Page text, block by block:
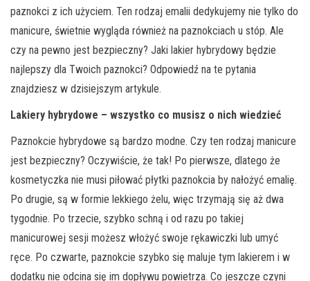
paznokci z ich użyciem. Ten rodzaj emalii dedykujemy nie tylko do
manicure, świetnie wygląda również na paznokciach u stóp. Ale
czy na pewno jest bezpieczny? Jaki lakier hybrydowy będzie
najlepszy dla Twoich paznokci? Odpowiedź na te pytania
znajdziesz w dzisiejszym artykule.
Lakiery hybrydowe – wszystko co musisz o nich wiedzieć
Paznokcie hybrydowe są bardzo modne. Czy ten rodzaj manicure
jest bezpieczny? Oczywiście, że tak! Po pierwsze, dlatego że
kosmetyczka nie musi piłować płytki paznokcia by nałożyć emalię.
Po drugie, są w formie lekkiego żelu, więc trzymają się aż dwa
tygodnie. Po trzecie, szybko schną i od razu po takiej
manicurowej sesji możesz włożyć swoje rękawiczki lub umyć
ręce. Po czwarte, paznokcie szybko się maluje tym lakierem i w
dodatku nie odcina się im dopływu powietrza. Co jeszcze czyni